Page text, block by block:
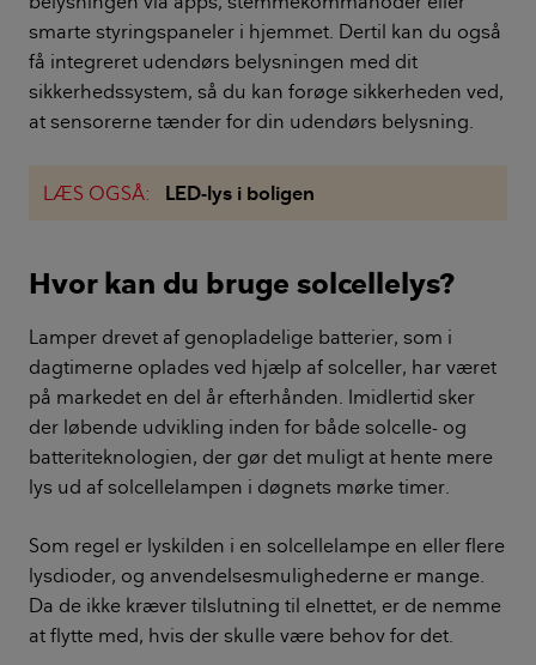
smarte styringspaneler i hjemmet. Dertil kan du også
få integreret udendørs belysningen med dit
sikkerhedssystem, så du kan forøge sikkerheden ved,
at sensorerne tænder for din udendørs belysning.
LÆS OGSÅ: LED-lys i boligen
Hvor kan du bruge solcellelys?
Lamper drevet af genopladelige batterier, som i
dagtimerne oplades ved hjælp af solceller, har været
på markedet en del år efterhånden. Imidlertid sker
der løbende udvikling inden for både solcelle- og
batteriteknologien, der gør det muligt at hente mere
lys ud af solcellelampen i døgnets mørke timer.
Som regel er lyskilden i en solcellelampe en eller flere
lysdioder, og anvendelsesmulighederne er mange.
Da de ikke kræver tilslutning til elnettet, er de nemme
at flytte med, hvis der skulle være behov for det.